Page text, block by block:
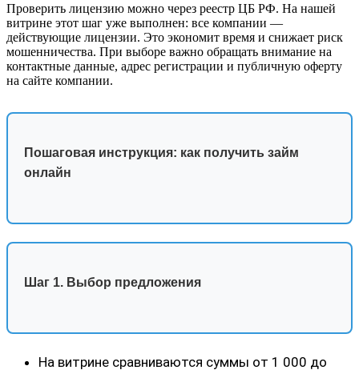
Проверить лицензию можно через реестр ЦБ РФ. На нашей
витрине этот шаг уже выполнен: все компании —
действующие лицензии. Это экономит время и снижает риск
мошенничества. При выборе важно обращать внимание на
контактные данные, адрес регистрации и публичную оферту
на сайте компании.
Пошаговая инструкция: как получить займ
онлайн
Шаг 1. Выбор предложения
На витрине сравниваются суммы от 1 000 до